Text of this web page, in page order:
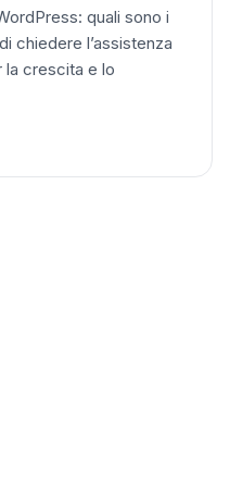
quali sono i
chiedere l’assistenza
la crescita e lo